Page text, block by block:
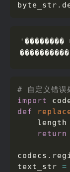
byte_str .
'��������
# 自定义错误
import
def
    length
return
codecs .
text_str =